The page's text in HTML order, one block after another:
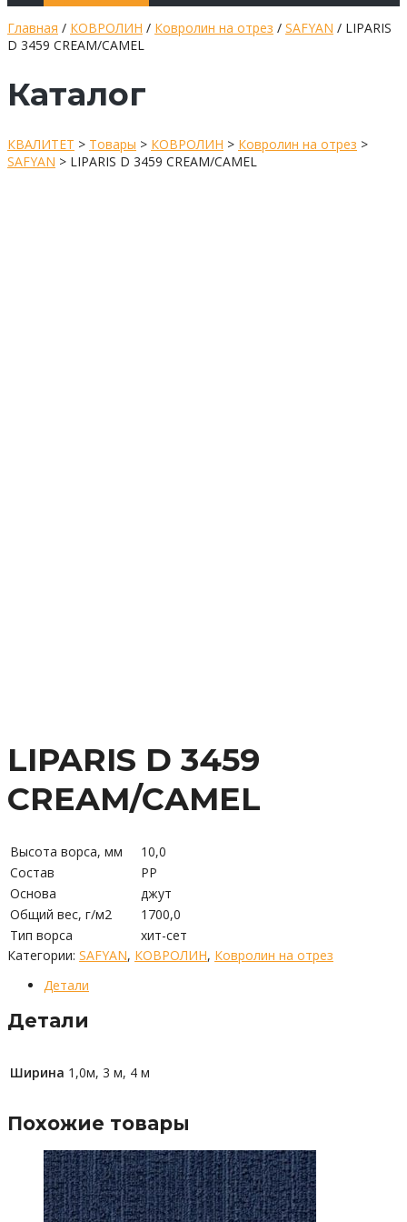
Главная / КОВРОЛИН / Ковролин на отрез / SAFYAN / LIPARIS
D 3459 CREAM/CAMEL
Каталог
КВАЛИТЕТ > Товары > КОВРОЛИН > Ковролин на отрез >
SAFYAN > LIPARIS D 3459 CREAM/CAMEL
LIPARIS D 3459
CREAM/CAMEL
Высота ворса, мм
10,0
Состав
PP
Основа
джут
Общий вес, г/м2
1700,0
Тип ворса
хит-сет
Категории: SAFYAN, КОВРОЛИН, Ковролин на отрез
Детали
Детали
Ширина 1,0м, 3 м, 4 м
Похожие товары